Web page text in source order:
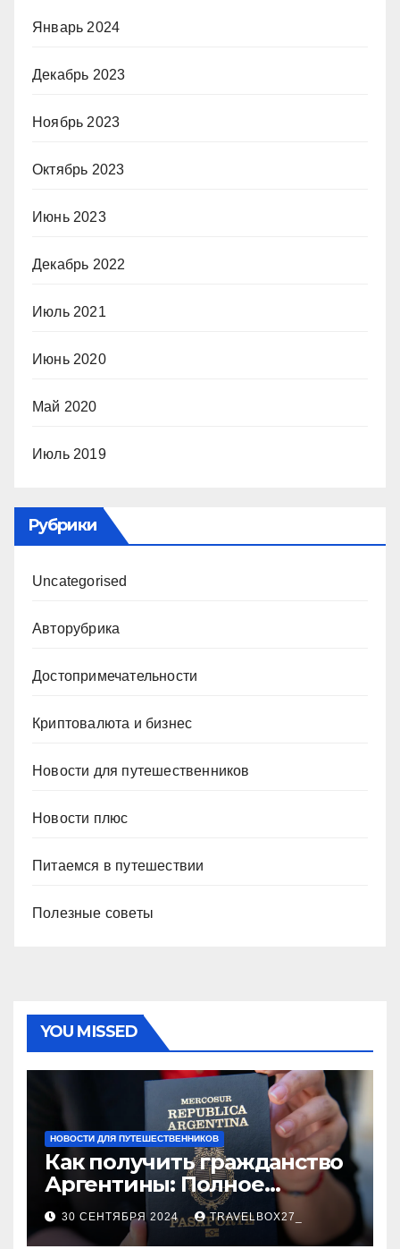
Январь 2024
Декабрь 2023
Ноябрь 2023
Октябрь 2023
Июнь 2023
Декабрь 2022
Июль 2021
Июнь 2020
Май 2020
Июль 2019
Рубрики
Uncategorised
Авторубрика
Достопримечательности
Криптовалюта и бизнес
Новости для путешественников
Новости плюс
Питаемся в путешествии
Полезные советы
YOU MISSED
НОВОСТИ ДЛЯ ПУТЕШЕСТВЕННИКОВ
Как получить гражданство
Аргентины: Полное
руководство
30 СЕНТЯБРЯ 2024 TRAVELBOX27_